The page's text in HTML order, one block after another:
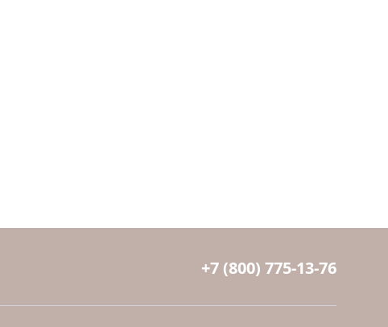
+7 (800) 775-13-76